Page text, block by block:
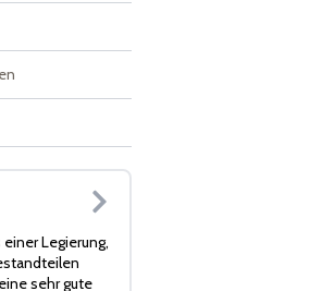
Legierung,
sehr gute